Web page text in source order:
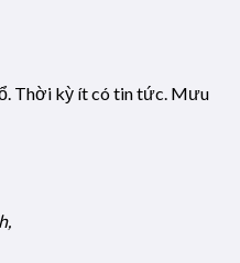
Thời kỳ ít có tin tức. Mưu